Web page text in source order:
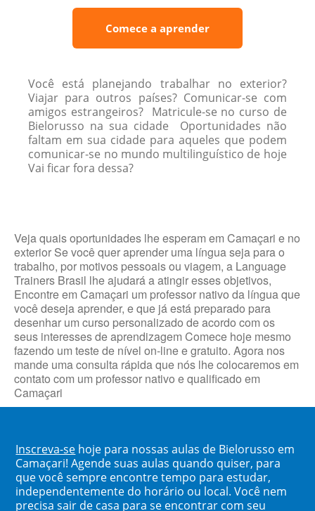
Comece a aprender
Você está planejando trabalhar no exterior?
Viajar para outros países? Comunicar-se com
amigos estrangeiros? Matricule-se no curso de
Bielorusso na sua cidade Oportunidades não
faltam em sua cidade para aqueles que podem
comunicar-se no mundo multilinguístico de hoje
Vai ficar fora dessa?
Veja quais oportunidades lhe esperam em Camaçari e no
exterior Se você quer aprender uma língua seja para o
trabalho, por motivos pessoais ou viagem, a Language
Trainers Brasil lhe ajudará a atingir esses objetivos,
Encontre em Camaçari um professor nativo da língua que
você deseja aprender, e que já está preparado para
desenhar um curso personalizado de acordo com os
seus interesses de aprendizagem Comece hoje mesmo
fazendo um teste de nível on-line e gratuito. Agora nos
mande uma consulta rápida que nós lhe colocaremos em
contato com um professor nativo e qualificado em
Camaçari
Inscreva-se hoje para nossas aulas de Bielorusso em
Camaçari! Agende suas aulas quando quiser, para
que você sempre encontre tempo para estudar,
independentemente do horário ou local. Você nem
precisa sair de casa para se encontrar com seu